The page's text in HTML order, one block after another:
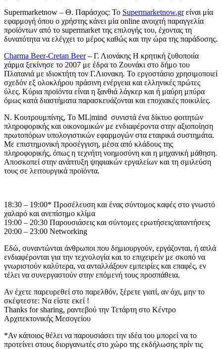
Supermarketnow – Θ. Παράσχος: Το Supermarketnow.grείναι μία
εφαρμογή όπου ο χρήστης κάνει μία online ανοιχτή παραγγελία
προϊόντων από το supermarket της επιλογής του, έχοντας τη
δυνατότητα να ελέγχει το μέρος καθώς και την ώρα της παράδοσης.
Charma Beer-Cretan Beer– Γ. Λιονάκης Η κρητική ζυθοποιία
χάρμα ξεκίνησε το 2007 με έδρα το Ζουνάκι στο δήμο του
Πλατανιά με ιδιοκτήτη τον Γ.Λιονακη. Το εργοστάσιο χρησιμοποιεί
σχεδόν εξ ολοκλήρου πράσινη ενέργεια και ελληνικές πρώτες
ύλες. Κύρια προϊόντα είναι η ξανθιά λάγκερ και ή μαύρη μπύρα
όμως κατά διαστήματα παρασκευάζονται και εποχιακές ποικιλίες.
N. Kουτρουμπίνης, Το ΜL|mind συνιστά ένα δίκτυο φοιτητών
πληροφορικής και οικονομικών με ενδιαφέροντα στην αξιοποίηση
πρωτοπόρων υπολογιστικών εφαρμογών στα εταιρικά συστημάτα.
Με επιστημονική προσέγγιση, μέσα από κλάδους της
πληροφορικής, όπως η τεχνήτη νοημοσύνη και η μηχανική μάθηση.
Αποσκοπεί στην ανάπτυξη ψηφιακών εργαλείων και τη σμιλεύση
τους σε λειτουργικά προϊόντα.
18:30 – 19:00* Προσέλευση και ένας σύντομος καφές στο γνωστό
χαλαρό και ανεπίσημο κλίμα
19:00 – 20:30 Παρουσιάσεις και σύντομες ερωτήσεις/απαντήσεις
20:00 – 23:00 Networking
Εδώ, συναντώνται άνθρωποι που δημιουργούν, εργάζονται, ή απλά
ενδιαφέρονται για την τεχνολογία και το επιχειρείν με σκοπό να
γνωριστούν καλύτερα, να ανταλλάξουν εμπειρίες και επαφές, εν
τέλει να συνεργαστούν στην επόμενή τους προσπάθεια.
Αν έχετε παρευρεθεί στο παρελθόν, ξέρετε γιατί, αν όχι, μην το
σκέφτεστε: Να είστε εκεί !
Thanks for sharing, ραντεβού την Τετάρτη στο Κέντρο
Αρχιτεκτονικής Μεσογείου
*Αν κάποιος θέλει να παρουσιάσει την ιδέα του μπορεί να το
προτείνει στους διοργανωτές στο χώρο της εκδήλωσης πρίν τις